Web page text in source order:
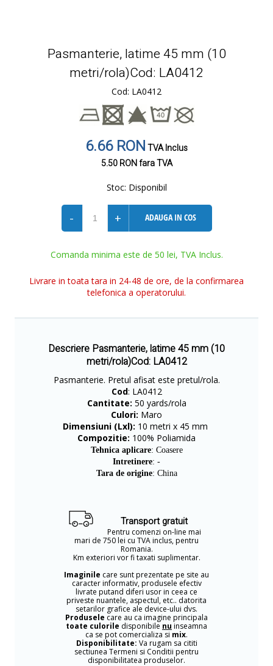
Pasmanterie, latime 45 mm (10
metri/rola)Cod: LA0412
Cod: LA0412
6.66 RONTVA Inclus
5.50 RONfara TVA
Stoc: Disponibil
- + ADAUGA IN COS
Comanda minima este de 50 lei, TVA Inclus.
Livrare in toata tara in 24-48 de ore, de la confirmarea
telefonica a operatorului.
Descriere Pasmanterie, latime 45 mm (10
metri/rola)Cod: LA0412
Pasmanterie. Pretul afisat este pretul/rola.
Cod: LA0412
Cantitate: 50 yards/rola
Culori: Maro
Dimensiuni (Lxl): 10 metri x 45 mm
Compozitie: 100% Poliamida
Tehnica aplicare: Coasere
Intretinere: -
Tara de origine: China
Transport gratuit
Pentru comenzi on-line mai
mari de 750 lei cu TVA inclus, pentru
Romania.
Km exteriori vor fi taxati suplimentar.
Imaginile care sunt prezentate pe site au
caracter informativ, produsele efectiv
livrate putand diferi usor in ceea ce
priveste nuantele, aspectul, etc.. datorita
setarilor grafice ale device-ului dvs.
Produsele care au ca imagine principala
toate culorile disponibile nu inseamna
ca se pot comercializa si mix.
Disponibilitate: Va rugam sa cititi
sectiunea Termeni si Conditii pentru
disponibilitatea produselor.